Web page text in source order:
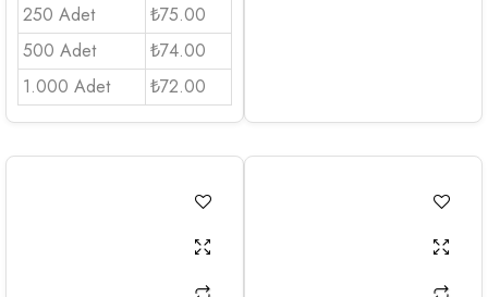
250 Adet
₺75.00
500 Adet
₺74.00
1.000 Adet
₺72.00